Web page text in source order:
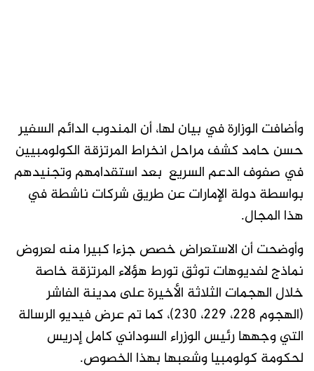
وأضافت الوزارة في بيان لها، أن المندوب الدائم السفير
حسن حامد كشف مراحل انخراط المرتزقة الكولومبيين
في صفوف الدعم السريع بعد استقدامهم وتجنيدهم
بواسطة دولة الإمارات عن طريق شركات ناشطة في
هذا المجال.
وأوضحت أن الاستعراض خصص جزءا كبيرا منه لعروض
نماذج لفديوهات توثق تورط هؤلاء المرتزقة خاصة
خلال الهجمات الثلاثة الأخيرة على مدينة الفاشر
(الهجوم 228، 229، 230)، كما تم عرض فيديو الرسالة
التي وجهها رئيس الوزراء السوداني كامل إدريس
لحكومة كولومبيا وشعبها بهذا الخصوص.